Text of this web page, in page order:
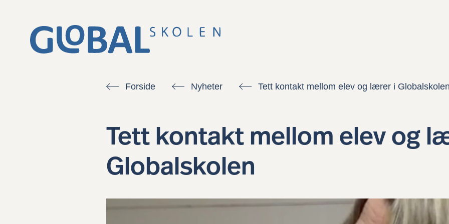
Forside Nyheter Tett kontakt mellom elev og lærer i Globalskolen
Tett kontakt mellom elev og
Globalskolen